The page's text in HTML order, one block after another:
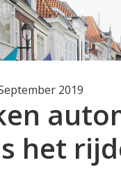
2019
het